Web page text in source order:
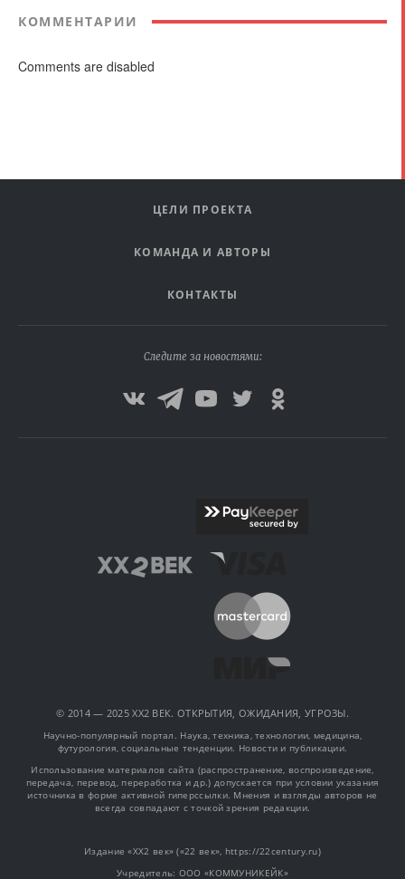
КОММЕНТАРИИ
Comments are disabled
ЦЕЛИ ПРОЕКТА
КОМАНДА И АВТОРЫ
КОНТАКТЫ
Следите за новостями:
© 2014 — 2025 XX2 ВЕК. ОТКРЫТИЯ, ОЖИДАНИЯ, УГРОЗЫ.
Научно-популярный портал. Наука, техника, технологии, медицина,
футурология, социальные тенденции. Новости и публикации.
Использование материалов сайта (распространение, воспроизведение,
передача, перевод, переработка и др.) допускается при условии указания
источника в форме активной гиперссылки. Мнения и взгляды авторов не
всегда совпадают с точкой зрения редакции.
Издание «XX2 век» («22 век», https://22century.ru)
Учредитель: OOO «КОММУНИКЕЙК»